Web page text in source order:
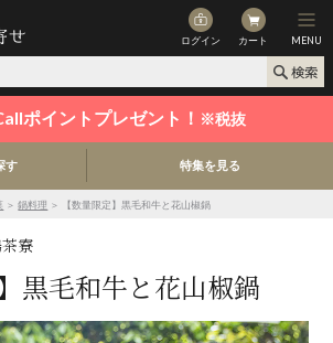
ログイン カート MENU
ポイントプレゼント！ ※税抜
す 特集を見る
＞鍋料理 ＞ 【数量限定】黒毛和牛と花山椒鍋
寮
黒毛和牛と花山椒鍋